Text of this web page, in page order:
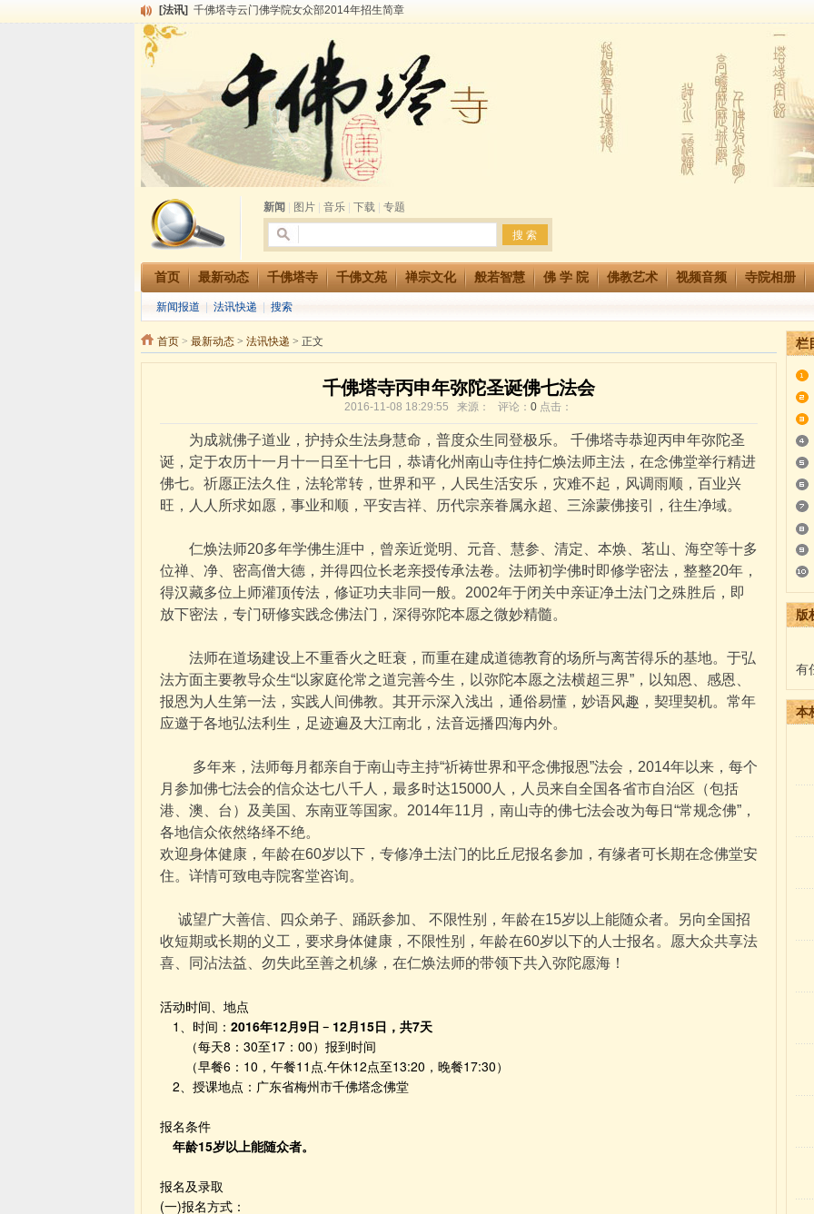
[法讯] 千佛塔寺云门佛学院女众部2014年招生简章
[法讯]
[法讯]
共赴华藏世界 进入最后七天倒计时 殊胜华严法会 快快同享富贵庄严海
千佛塔寺阅藏堂周末阅藏报名通知
[法讯]
清明节祭祖报恩地藏法会
[法讯] 本寺方丈上明下慧尼和尚开讲《六祖坛经》
[法讯]
2015-3-26师父于法堂对大众的开示
[法讯]
广东千佛塔寺云门佛学院女众部 2016年招生简章
[法讯]
恭请海涛法师莅临千佛塔寺弘法
[法讯] 2014年七月大法会 祈福息灾地藏七 冥阳两利普渡群蒙盂兰盆
新闻
图片| 音乐| 下载| 专题
首页 最新动态 千佛塔寺 千佛文苑 禅宗文化 般若智慧 佛 学 院 佛教艺术 视频音频 寺院相册
新闻报道 法讯快递 搜索
首页> 最新动态> 法讯快递 > 正文
千佛塔寺丙申年弥陀圣诞佛七法会
2016-11-08 18:29:55 来源： 评论： 0 点击：
为成就佛子道业，护持众生法身慧命，普度众生同登极乐。 千佛塔寺恭迎丙申年弥陀圣
诞，定于农历十一月十一日至十七日，恭请化州南山寺住持仁焕法师主法，在念佛堂举行精进
佛七。祈愿正法久住，法轮常转，世界和平，人民生活安乐，灾难不起，风调雨顺，百业兴
旺，人人所求如愿，事业和顺，平安吉祥、历代宗亲眷属永超、三涂蒙佛接引，往生净域。
仁焕法师20多年学佛生涯中，曾亲近觉明、元音、慧参、清定、本焕、茗山、海空等十多
位禅、净、密高僧大德，并得四位长老亲授传承法卷。法师初学佛时即修学密法，整整20年，
得汉藏多位上师灌顶传法，修证功夫非同一般。2002年于闭关中亲证净土法门之殊胜后，即
放下密法，专门研修实践念佛法门，深得弥陀本愿之微妙精髓。
法师在道场建设上不重香火之旺衰，而重在建成道德教育的场所与离苦得乐的基地。于弘
法方面主要教导众生“以家庭伦常之道完善今生，以弥陀本愿之法横超三界”，以知恩、感恩、
报恩为人生第一法，实践人间佛教。其开示深入浅出，通俗易懂，妙语风趣，契理契机。常年
应邀于各地弘法利生，足迹遍及大江南北，法音远播四海内外。
多年来，法师每月都亲自于南山寺主持“祈祷世界和平念佛报恩”法会，2014年以来，每个
月参加佛七法会的信众达七八千人，最多时达15000人，人员来自全国各省市自治区（包括
港、澳、台）及美国、东南亚等国家。2014年11月，南山寺的佛七法会改为每日“常规念佛”，
各地信众依然络绎不绝。
欢迎身体健康，年龄在60岁以下，专修净土法门的比丘尼报名参加，有缘者可长期在念佛堂安
住。详情可致电寺院客堂咨询。
诚望广大善信、四众弟子、踊跃参加、 不限性别，年龄在15岁以上能随众者。另向全国招
收短期或长期的义工，要求身体健康，不限性别，年龄在60岁以下的人士报名。愿大众共享法
喜、同沾法益、勿失此至善之机缘，在仁焕法师的带领下共入弥陀愿海！
活动时间、地点
1、时间： 2016年12月9日﹣12月15日，共7天
（每天8：30至17：00）报到时间
（早餐6：10，午餐11点.午休12点至13:20，晚餐17:30）
2、授课地点：广东省梅州市千佛塔念佛堂
报名条件
年龄15岁以上能随众者。
报名及录取
(一)报名方式：
栏
版
有
本